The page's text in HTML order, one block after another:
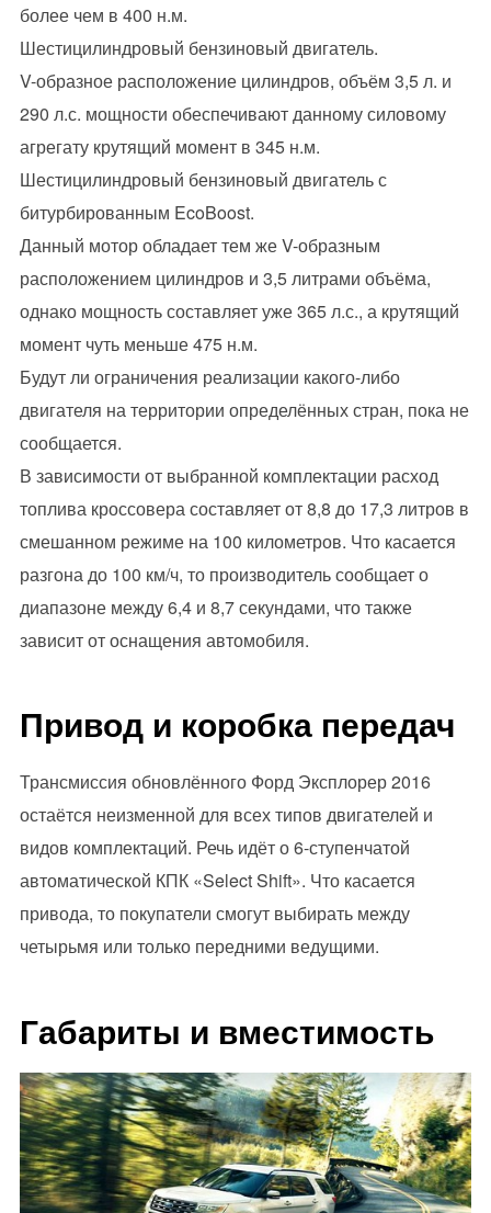
более чем в 400 н.м.
Шестицилиндровый бензиновый двигатель.
V-образное расположение цилиндров, объём 3,5 л. и
290 л.с. мощности обеспечивают данному силовому
агрегату крутящий момент в 345 н.м.
Шестицилиндровый бензиновый двигатель с
битурбированным EcoBoost.
Данный мотор обладает тем же V-образным
расположением цилиндров и 3,5 литрами объёма,
однако мощность составляет уже 365 л.с., а крутящий
момент чуть меньше 475 н.м.
Будут ли ограничения реализации какого-либо
двигателя на территории определённых стран, пока не
сообщается.
В зависимости от выбранной комплектации расход
топлива кроссовера составляет от 8,8 до 17,3 литров в
смешанном режиме на 100 километров. Что касается
разгона до 100 км/ч, то производитель сообщает о
диапазоне между 6,4 и 8,7 секундами, что также
зависит от оснащения автомобиля.
Привод и коробка передач
Трансмиссия обновлённого Форд Эксплорер 2016
остаётся неизменной для всех типов двигателей и
видов комплектаций. Речь идёт о 6-ступенчатой
автоматической КПК «Select Shift». Что касается
привода, то покупатели смогут выбирать между
четырьмя или только передними ведущими.
Габариты и вместимость